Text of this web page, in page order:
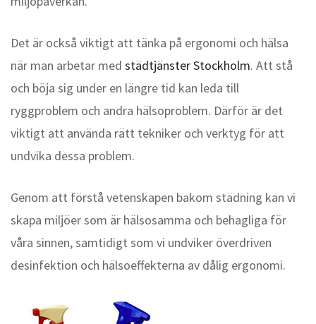
Det är också viktigt att tänka på ergonomi och hälsa
när man arbetar med städtjänster Stockholm. Att stå
och böja sig under en längre tid kan leda till
ryggproblem och andra hälsoproblem. Därför är det
viktigt att använda rätt tekniker och verktyg för att
undvika dessa problem.
Genom att förstå vetenskapen bakom städning kan vi
skapa miljöer som är hälsosamma och behagliga för
våra sinnen, samtidigt som vi undviker överdriven
desinfektion och hälsoeffekterna av dålig ergonomi.